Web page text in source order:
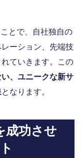
とで、自社独自の
ーション、先端技
ていきます。この
、ユニークな新サ
となります。
成功させ